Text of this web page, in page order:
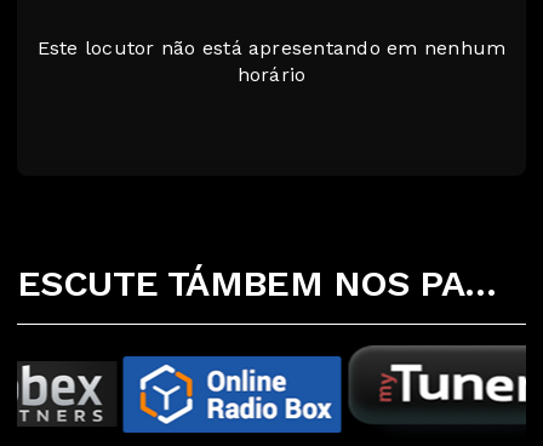
Este locutor não está apresentando em nenhum
horário
ESCUTE TÁMBEM NOS PARCEIROS ABAIXO